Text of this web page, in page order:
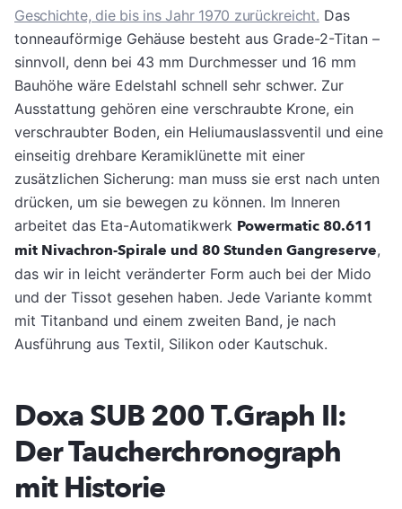
Geschichte, die bis ins Jahr 1970 zurückreicht. Das
tonneauförmige Gehäuse besteht aus Grade-2-Titan –
sinnvoll, denn bei 43 mm Durchmesser und 16 mm
Bauhöhe wäre Edelstahl schnell sehr schwer. Zur
Ausstattung gehören eine verschraubte Krone, ein
verschraubter Boden, ein Heliumauslassventil und eine
einseitig drehbare Keramiklünette mit einer
zusätzlichen Sicherung: man muss sie erst nach unten
drücken, um sie bewegen zu können. Im Inneren
arbeitet das Eta-Automatikwerk Powermatic 80.611
mit Nivachron-Spirale und 80 Stunden Gangreserve,
das wir in leicht veränderter Form auch bei der Mido
und der Tissot gesehen haben. Jede Variante kommt
mit Titanband und einem zweiten Band, je nach
Ausführung aus Textil, Silikon oder Kautschuk.
Doxa SUB 200 T.Graph II:
Der Taucherchronograph
mit Historie